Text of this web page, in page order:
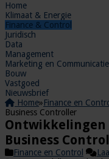
Home
Klimaat & Energie
Finance & Control
Juridisch
Data
Management
Marketing en Communicatie
Bouw
Vastgoed
Nieuwsbrief
Home»Finance en
Business Controller
Ontwikkelingen
Business
Finance en Control